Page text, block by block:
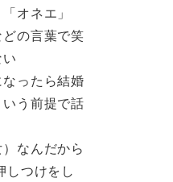
オネエ」
どの言葉で笑
なったら結婚
う前提で話
）なんだから
しつけをし